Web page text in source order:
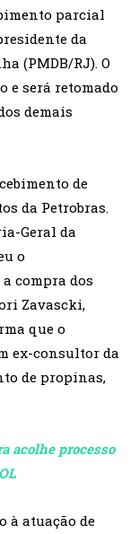
parcial
da
(PMDB/RJ). O
e será retomado
demais
de
da Petrobras.
Geral da
o
compra dos
Zavascki,
que o
ex-consultor da
de propinas,
acolhe processo
à atuação de